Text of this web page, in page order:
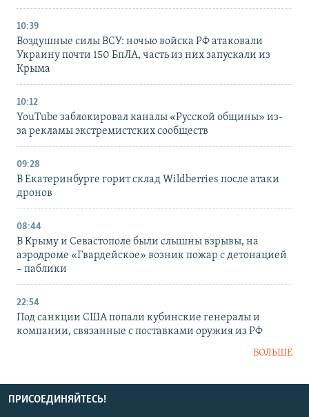
10:39
Воздушные силы ВСУ: ночью войска РФ атаковали
Украину почти 150 БпЛА, часть из них запускали из
Крыма
10:12
YouTube заблокировал каналы «Русской общины» из-
за рекламы экстремистских сообществ
09:28
В Екатеринбурге горит склад Wildberries после атаки
дронов
08:44
В Крыму и Севастополе были слышны взрывы, на
аэродроме «Гвардейское» возник пожар с детонацией
– паблики
22:54
Под санкции США попали кубинские генералы и
компании, связанные с поставками оружия из РФ
БОЛЬШЕ
ПРИСОЕДИНЯЙТЕСЬ!